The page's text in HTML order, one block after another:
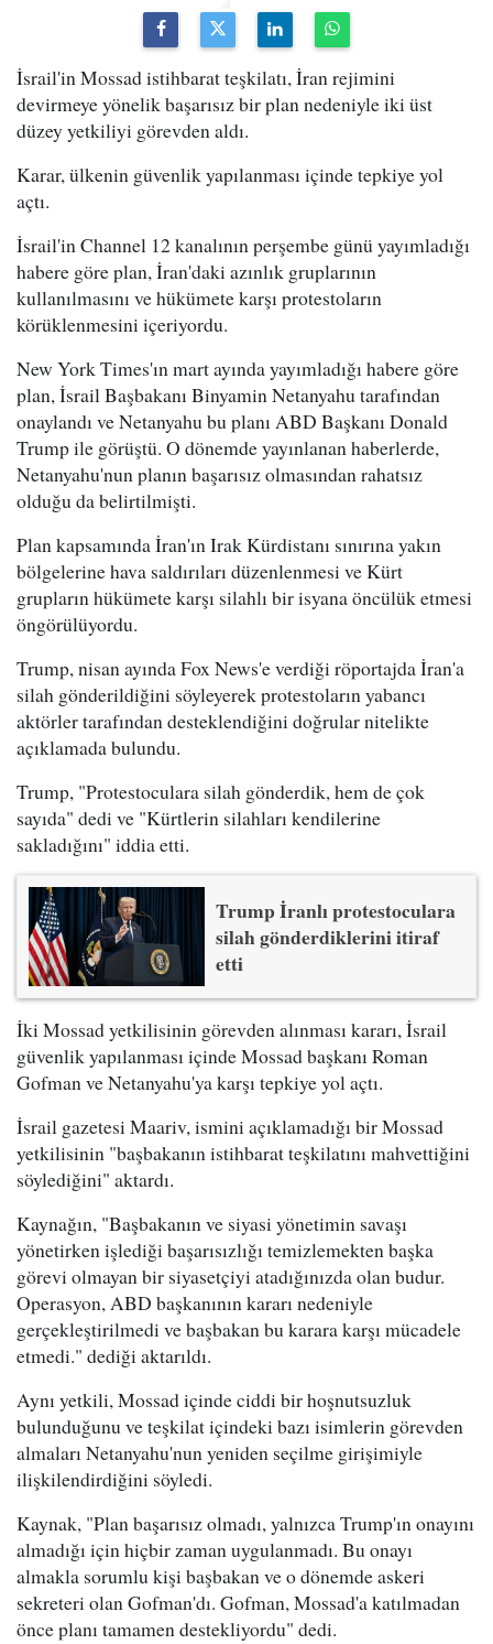
İsrail'in Mossad istihbarat teşkilatı, İran rejimini
devirmeye yönelik başarısız bir plan nedeniyle iki üst
düzey yetkiliyi görevden aldı.
Karar, ülkenin güvenlik yapılanması içinde tepkiye yol
açtı.
İsrail'in Channel 12 kanalının perşembe günü yayımladığı
habere göre plan, İran'daki azınlık gruplarının
kullanılmasını ve hükümete karşı protestoların
körüklenmesini içeriyordu.
New York Times'ın mart ayında yayımladığı habere göre
plan, İsrail Başbakanı Binyamin Netanyahu tarafından
onaylandı ve Netanyahu bu planı ABD Başkanı Donald
Trump ile görüştü. O dönemde yayınlanan haberlerde,
Netanyahu'nun planın başarısız olmasından rahatsız
olduğu da belirtilmişti.
Plan kapsamında İran'ın Irak Kürdistanı sınırına yakın
bölgelerine hava saldırıları düzenlenmesi ve Kürt
grupların hükümete karşı silahlı bir isyana öncülük etmesi
öngörülüyordu.
Trump, nisan ayında Fox News'e verdiği röportajda İran'a
silah gönderildiğini söyleyerek protestoların yabancı
aktörler tarafından desteklendiğini doğrular nitelikte
açıklamada bulundu.
Trump, "Protestoculara silah gönderdik, hem de çok
sayıda" dedi ve "Kürtlerin silahları kendilerine
sakladığını" iddia etti.
Trump İranlı protestoculara
silah gönderdiklerini itiraf
etti
İki Mossad yetkilisinin görevden alınması kararı, İsrail
güvenlik yapılanması içinde Mossad başkanı Roman
Gofman ve Netanyahu'ya karşı tepkiye yol açtı.
İsrail gazetesi Maariv, ismini açıklamadığı bir Mossad
yetkilisinin "başbakanın istihbarat teşkilatını mahvettiğini
söylediğini" aktardı.
Kaynağın, "Başbakanın ve siyasi yönetimin savaşı
yönetirken işlediği başarısızlığı temizlemekten başka
görevi olmayan bir siyasetçiyi atadığınızda olan budur.
Operasyon, ABD başkanının kararı nedeniyle
gerçekleştirilmedi ve başbakan bu karara karşı mücadele
etmedi." dediği aktarıldı.
Aynı yetkili, Mossad içinde ciddi bir hoşnutsuzluk
bulunduğunu ve teşkilat içindeki bazı isimlerin görevden
almaları Netanyahu'nun yeniden seçilme girişimiyle
ilişkilendirdiğini söyledi.
Kaynak, "Plan başarısız olmadı, yalnızca Trump'ın onayını
almadığı için hiçbir zaman uygulanmadı. Bu onayı
almakla sorumlu kişi başbakan ve o dönemde askeri
sekreteri olan Gofman'dı. Gofman, Mossad'a katılmadan
önce planı tamamen destekliyordu" dedi.